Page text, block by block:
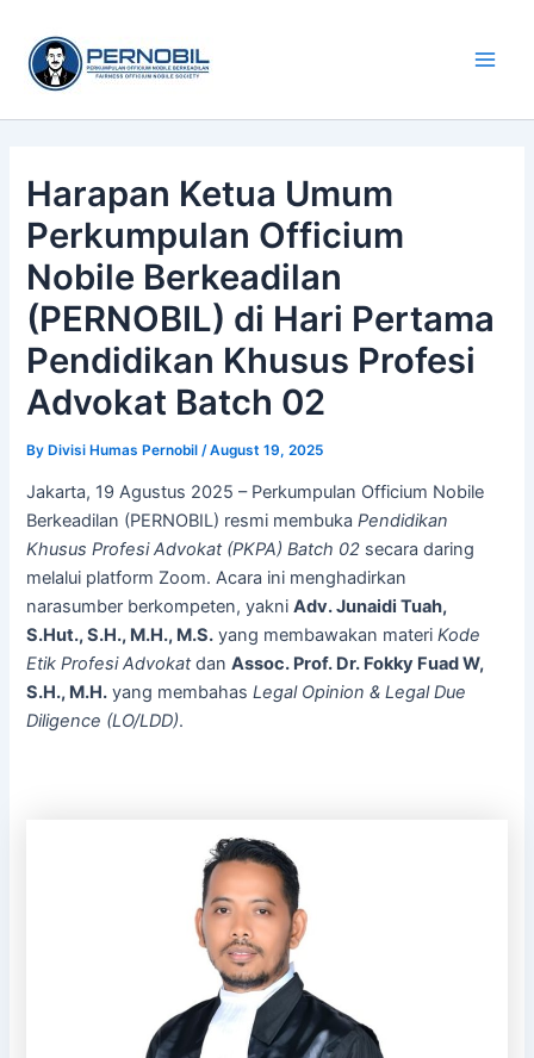
content
Harapan Ketua Umum
Perkumpulan Officium
Nobile Berkeadilan
(PERNOBIL) di Hari Pertama
Pendidikan Khusus Profesi
Advokat Batch 02
By Divisi Humas Pernobil/August 19, 2025
Jakarta, 19 Agustus 2025 – Perkumpulan Officium Nobile
Berkeadilan (PERNOBIL) resmi membukaPendidikan
Khusus Profesi Advokat (PKPA) Batch 02 secara daring
melalui platform Zoom. Acara ini menghadirkan
narasumber berkompeten, yakniAdv. Junaidi Tuah,
S.Hut., S.H., M.H., M.S. yang membawakan materiKode
Etik Profesi AdvokatdanAssoc. Prof. Dr. Fokky Fuad W,
S.H., M.H. yang membahasLegal Opinion & Legal Due
Diligence (LO/LDD).